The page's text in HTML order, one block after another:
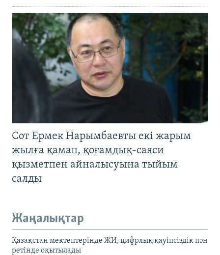
Сот Ермек Нарымбаевты екі жарым
жылға қамап, қоғамдық-саяси
қызметпен айналысуына тыйым
салды
Жаңалықтар
Қазақстан мектептерінде ЖИ, цифрлық қауіпсіздік пән
ретінде оқытылады